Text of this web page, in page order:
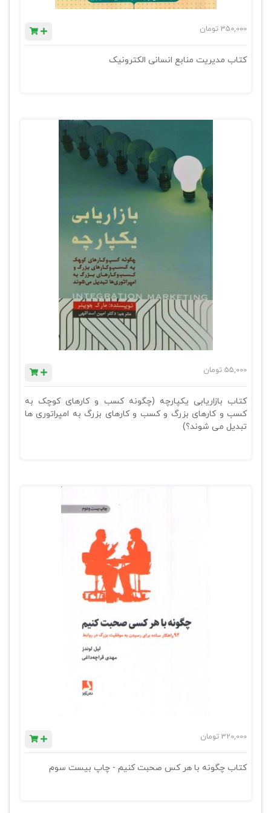
350,000 تومان
کتاب مدیریت منابع انسانی الکترونیک
55,000 تومان
کتاب بازاریابی یکپارچه (چگونه کسب و کارهای کوچک به
کسب و کارهای بزرگ و کسب و کارهای بزرگ به امپراتوری ها
تبدیل می شوند؟)
320,000 تومان
کتاب چگونه با هر کس صحبت کنیم - چاپ بیست سوم